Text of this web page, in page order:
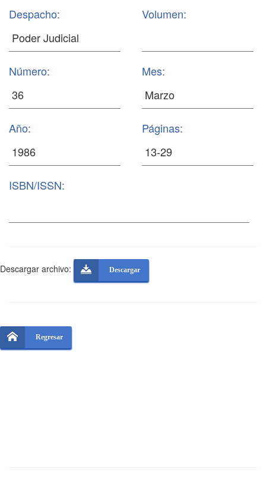
Despacho: Volumen:
Número: Mes:
Año: Páginas:
ISBN/ISSN:
Descargar archivo: Descargar
Regresar